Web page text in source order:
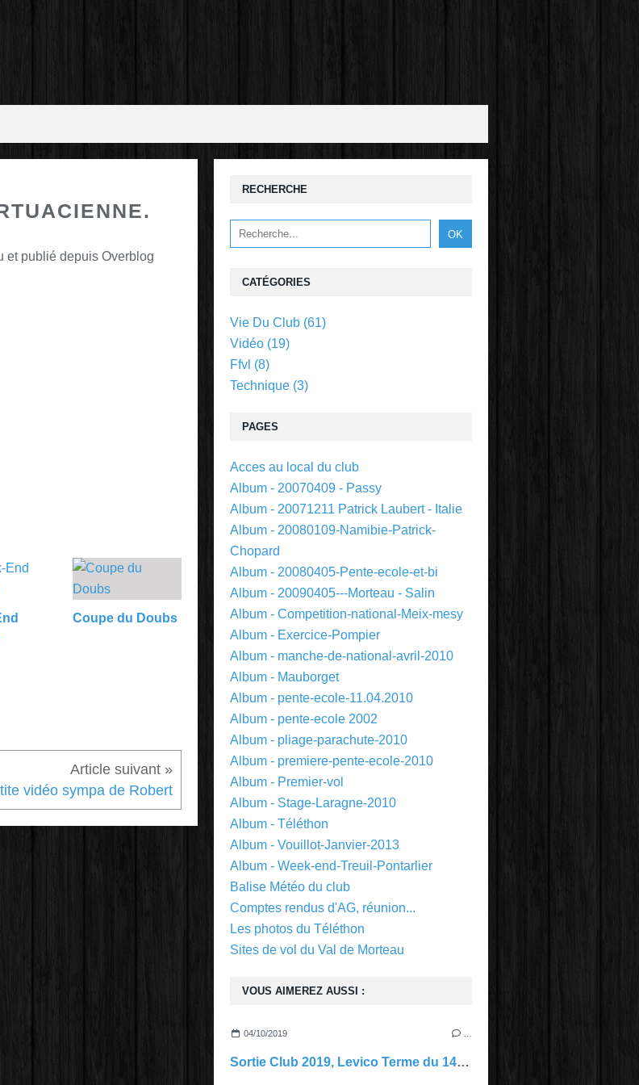
et publié depuis Overblog
Coupe du Doubs
vidéo sympa de Robert
RECHERCHE
VOUS AIMEREZ AUSSI :
04/10/2019
Sortie Club 2019, Levico Terme du 14 au 21 septembre.
PAGES
Acces au local du club
Album - 20070409 - Passy
Album - 20071211 Patrick Laubert - Italie
Album - 20080109-Namibie-Patrick-
Chopard
Album - 20080405-Pente-ecole-et-bi
Album - 20090405---Morteau - Salin
Album - Competition-national-Meix-mesy
Album - Exercice-Pompier
Album - manche-de-national-avril-2010
Album - Mauborget
Album - pente-ecole-11.04.2010
Album - pente-ecole 2002
Album - pliage-parachute-2010
Album - premiere-pente-ecole-2010
Album - Premier-vol
Album - Stage-Laragne-2010
Album - Téléthon
Album - Vouillot-Janvier-2013
Album - Week-end-Treuil-Pontarlier
Balise Météo du club
Comptes rendus d'AG, réunion...
Les photos du Téléthon
Sites de vol du Val de Morteau
CATÉGORIES
Vie Du Club (61)
Vidéo (19)
Ffvl (8)
Technique (3)